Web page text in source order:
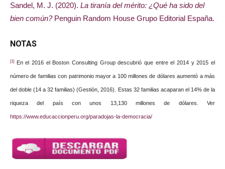
Sandel, M. J. (2020). La tiranía del mérito: ¿Qué ha sido del
bien común?Penguin Random House Grupo Editorial España.
NOTAS
[1] En el 2016 el Boston Consulting Group descubrió que entre el 2014 y 2015 el
número de familias con patrimonio mayor a 100 millones de dólares aumentó a más
del doble (14 a 32 familias) (Gestión, 2016). Estas 32 familias acaparan el 14% de la
riqueza del país con unos 13,130 millones de dólares. Ver
https://www.educaccionperu.org/paradojas-la-democracia/